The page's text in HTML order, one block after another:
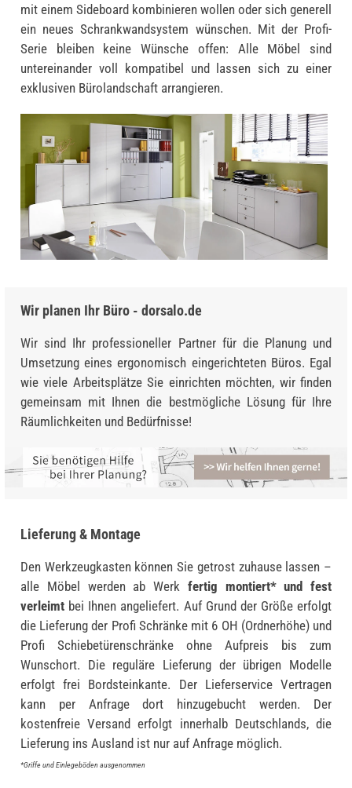
mit einem Sideboard kombinieren wollen oder sich generell
ein neues Schrankwandsystem wünschen. Mit der Profi-
Serie bleiben keine Wünsche offen: Alle Möbel sind
untereinander voll kompatibel und lassen sich zu einer
exklusiven Bürolandschaft arrangieren.
Wir planen Ihr Büro - dorsalo.de
Wir sind Ihr professioneller Partner für die Planung und
Umsetzung eines ergonomisch eingerichteten Büros. Egal
wie viele Arbeitsplätze Sie einrichten möchten, wir finden
gemeinsam mit Ihnen die bestmögliche Lösung für Ihre
Räumlichkeiten und Bedürfnisse!
Lieferung & Montage
Den Werkzeugkasten können Sie getrost zuhause lassen –
alle Möbel werden ab Werk fertig montiert* und fest
verleimt bei Ihnen angeliefert. Auf Grund der Größe erfolgt
die Lieferung der Profi Schränke mit 6 OH (Ordnerhöhe) und
Profi Schiebetürenschränke ohne Aufpreis bis zum
Wunschort. Die reguläre Lieferung der übrigen Modelle
erfolgt frei Bordsteinkante. Der Lieferservice Vertragen
kann per Anfrage dort hinzugebucht werden. Der
kostenfreie Versand erfolgt innerhalb Deutschlands, die
Lieferung ins Ausland ist nur auf Anfrage möglich.
*Griffe und Einlegeböden ausgenommen